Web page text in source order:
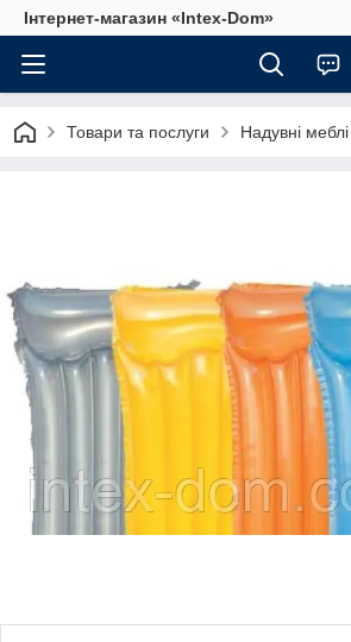
Інтернет-магазин «Intex-Dom»
Товари та послуги Надувні меблі